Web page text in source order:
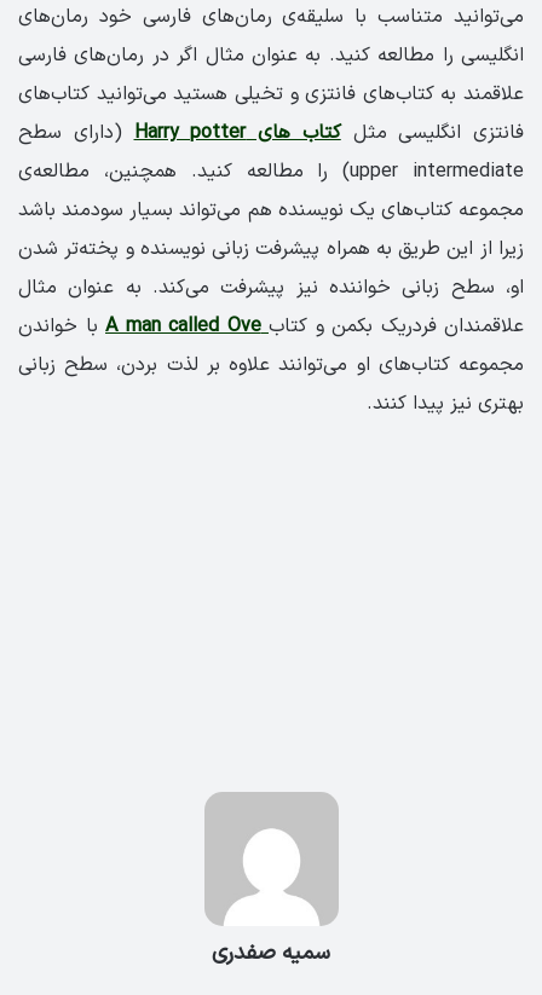
می‌توانید متناسب با سلیقه‌ی رمان‌های فارسی خود رمان‌های
انگلیسی را مطالعه کنید. به عنوان مثال اگر در رمان‌های فارسی
علاقمند به کتاب‌های فانتزی و تخیلی هستید می‌توانید کتاب‌های
فانتزی انگلیسی مثلکتاب های Harry potter
(دارای سطح
upper intermediate) را مطالعه کنید. همچنین، مطالعه‌ی
مجموعه کتاب‌های یک نویسنده هم می‌تواند بسیار سودمند باشد
زیرا از این طریق به همراه پیشرفت زبانی نویسنده و پخته‌تر شدن
او، سطح زبانی خواننده نیز پیشرفت می‌کند. به عنوان مثال
علاقمندان فردریک بکمن و کتابA man called Ove
با خواندن
مجموعه کتاب‌های او می‌توانند علاوه بر لذت بردن، سطح زبانی
بهتری نیز پیدا کنند.
سمیه صفدری